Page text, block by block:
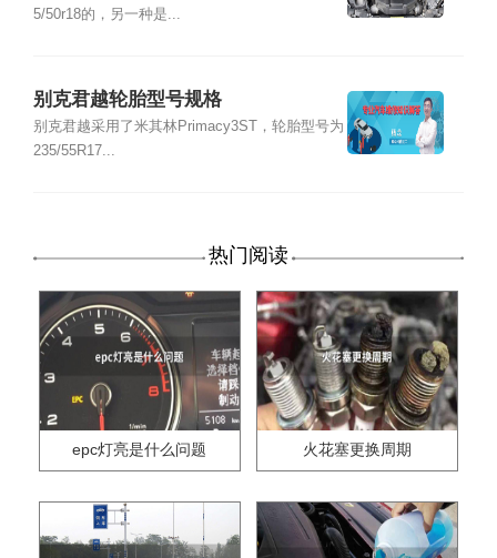
5/50r18的，另一种是...
别克君越轮胎型号规格
别克君越采用了米其林Primacy3ST，轮胎型号为
235/55R17...
热门阅读
epc灯亮是什么问题 火花塞更换周期